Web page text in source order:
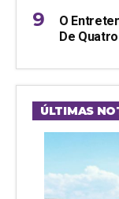
O
De
ÚLTIMAS